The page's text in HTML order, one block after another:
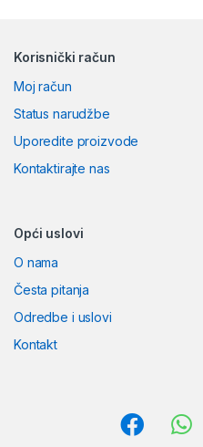
Korisnički račun
Moj račun
Status narudžbe
Uporedite proizvode
Kontaktirajte nas
Opći uslovi
O nama
Česta pitanja
Odredbe i uslovi
Kontakt